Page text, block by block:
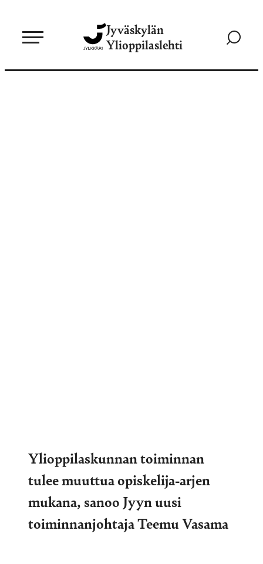
sisältöön
Jyväskylän
Ylioppilaslehti
Siirry
Ylioppilaskunnan toiminnan
tulee muuttua opiskelija-arjen
mukana, sanoo Jyyn uusi
toiminnanjohtaja Teemu Vasama